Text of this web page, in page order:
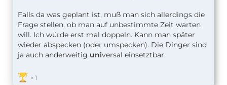
Falls da was geplant ist, muß man sich allerdings die
Frage stellen, ob man auf unbestimmte Zeit warten
will. Ich würde erst mal doppeln. Kann man später
wieder abspecken (oder umspecken). Die Dinger sind
ja auch anderweitig universal einsetztbar.
1